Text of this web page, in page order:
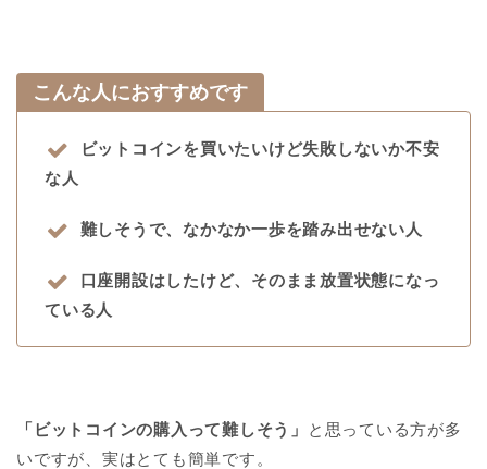
こんな人におすすめです
ビットコインを買いたいけど失敗しないか不安
な人
難しそうで、なかなか一歩を踏み出せない人
口座開設はしたけど、そのまま放置状態になっ
ている人
「ビットコインの購入って難しそう」
と思っている方が多
いですが、実はとても簡単です。